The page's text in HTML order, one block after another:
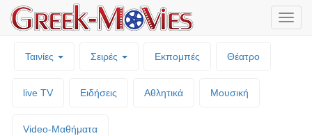
Ταινίες Σειρές Εκπομπές Θέατρο
live TV Ειδήσεις Αθλητικά Μουσική
Video-Mαθήματα